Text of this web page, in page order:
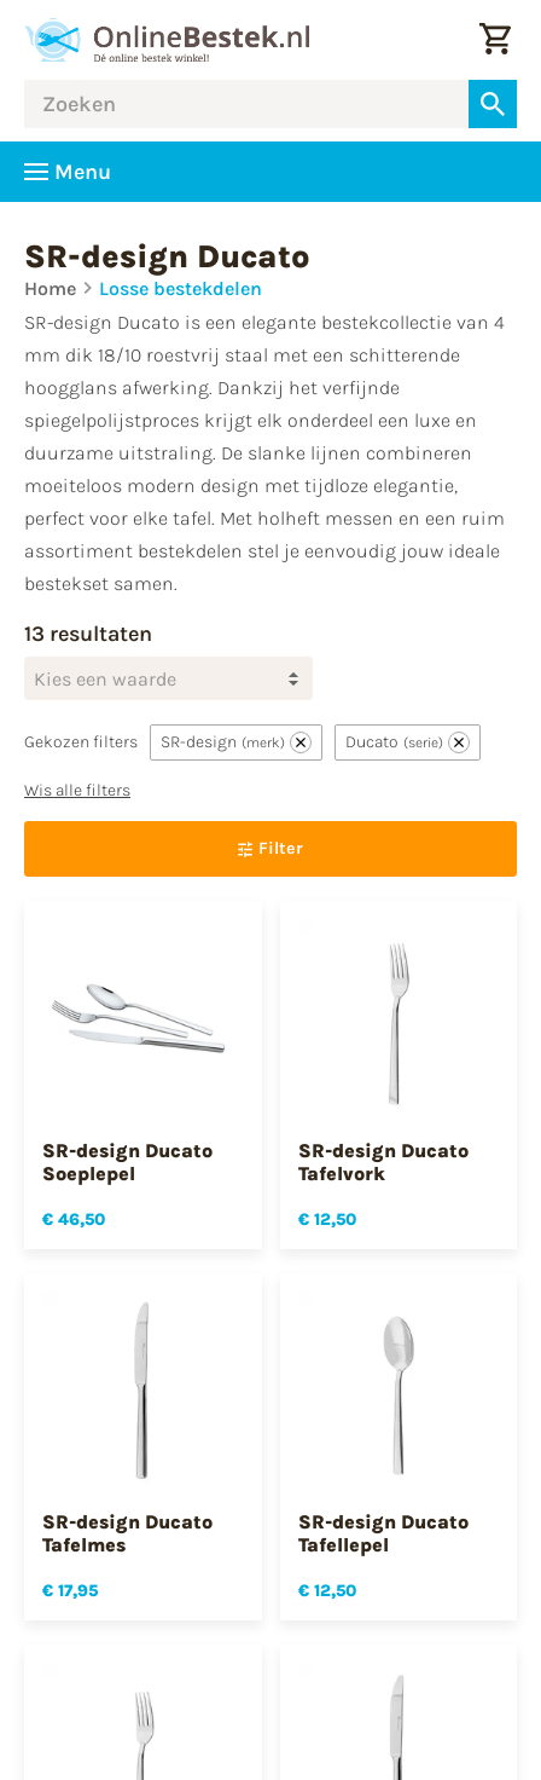
Menu
SR-design Ducato
Home
Losse bestekdelen
SR-design Ducato is een elegante bestekcollectie van 4
mm dik 18/10 roestvrij staal met een schitterende
hoogglans afwerking. Dankzij het verfijnde
spiegelpolijstproces krijgt elk onderdeel een luxe en
duurzame uitstraling. De slanke lijnen combineren
moeiteloos modern design met tijdloze elegantie,
perfect voor elke tafel. Met holheft messen en een ruim
assortiment bestekdelen stel je eenvoudig jouw ideale
bestekset samen.
13 resultaten
Kies een waarde
Gekozen filters SR-design merk Ducato serie
Wis alle filters
Filter
SR-design Ducato
Soeplepel
€ 46,50
SR-design Ducato
Tafelvork
€ 12,50
SR-design Ducato
Tafelmes
€ 17,95
SR-design Ducato
Tafellepel
€ 12,50